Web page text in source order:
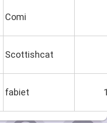
Comi
Scottishcat
fabiet